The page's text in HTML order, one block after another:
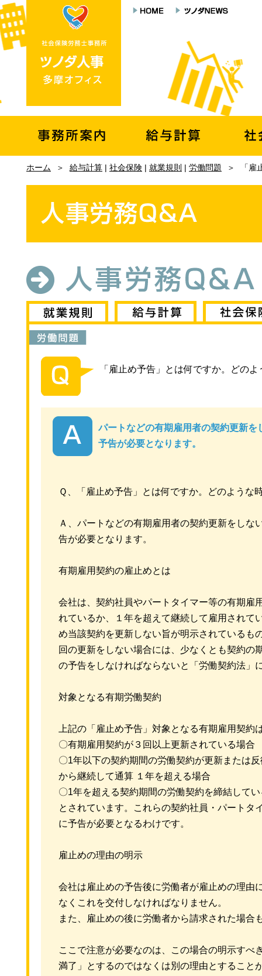
ホーム ＞ 給与計算 | 社会保険 | 就業規則 | 労働問題 ＞ 「
「雇止め予告」とは何ですか。どの
パートなどの有期雇用者の契約更新
予告が必要となります。
Ｑ、「雇止め予告」とは何ですか。どのような
Ａ、パートなどの有期雇用者の契約更新をしな
告が必要となります。
有期雇用契約の雇止めとは
会社は、契約社員やパートタイマー等の有期雇
れているか、１年を超えて継続して雇用されて
め当該契約を更新しない旨が明示されているも
回の更新をしない場合には、少なくとも契約の
の予告をしなければならないと「労働契約法」
対象となる有期労働契約
上記の「雇止め予告」対象となる有期雇用契約
〇有期雇用契約が３回以上更新されている場合
〇1年以下の契約期間の労働契約が更新または
から継続して通算 １年を超える場合
〇1年を超える契約期間の労働契約を締結して
とされています。これらの契約社員・パートタ
に予告が必要となるわけです。
雇止めの理由の明示
会社は雇止めの予告後に労働者が雇止めの理由
なくこれを交付しなければなりません。
また、雇止めの後に労働者から請求された場合
ここで注意が必要なのは、この場合の明示すべ
満了」とするのではなくは別の理由とすること